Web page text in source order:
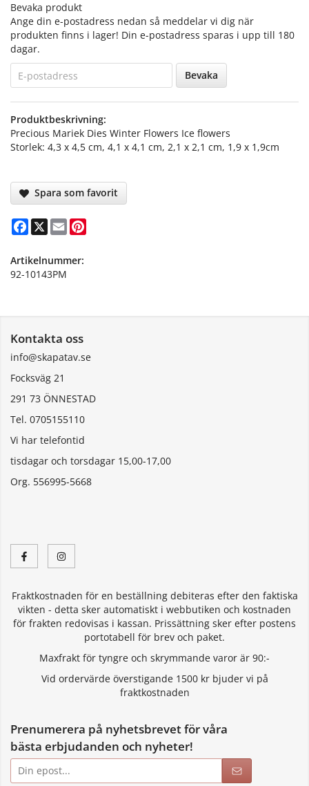
Bevaka produkt
Ange din e-postadress nedan så meddelar vi dig när
produkten finns i lager! Din e-postadress sparas i upp till 180
dagar.
Bevaka
Produktbeskrivning:
Precious Mariek Dies Winter Flowers Ice flowers
Storlek: 4,3 x 4,5 cm, 4,1 x 4,1 cm, 2,1 x 2,1 cm, 1,9 x 1,9cm
Spara som favorit
Facebook
X Email
Artikelnummer:
92-10143PM
Kontakta oss
info@skapatav.se
Focksväg 21
291 73 ÖNNESTAD
Tel. 0705155110
Vi har telefontid
tisdagar och torsdagar 15,00-17,00
Org. 556995-5668
Fraktkostnaden för en beställning debiteras efter den faktiska
vikten - detta sker automatiskt i webbutiken och kostnaden
för frakten redovisas i kassan. Prissättning sker efter postens
portotabell för brev och paket.
Maxfrakt för tyngre och skrymmande varor är 90:-
Vid ordervärde överstigande 1500 kr bjuder vi på
fraktkostnaden
Prenumerera på nyhetsbrevet för våra
bästa erbjudanden och nyheter!
postadress